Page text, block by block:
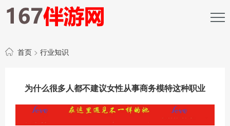
首页 > 行业知识
为什么很多人都不建议女性从事商务模特这种职业